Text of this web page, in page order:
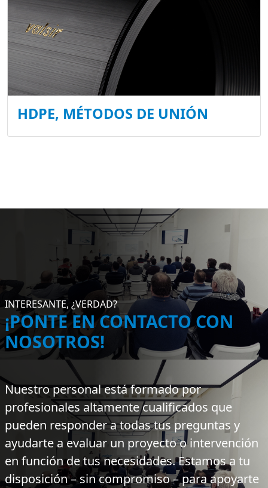
HDPE, MÉTODOS DE UNIÓN
INTERESANTE, ¿VERDAD?
¡PONTE EN CONTACTO CON
NOSOTROS!
Nuestro personal está formado por
profesionales altamente cualificados que
pueden responder a todas tus preguntas y
ayudarte a evaluar un proyecto o intervención
en función de tus necesidades. Estamos a tu
disposición – sin compromiso – para apoyarte